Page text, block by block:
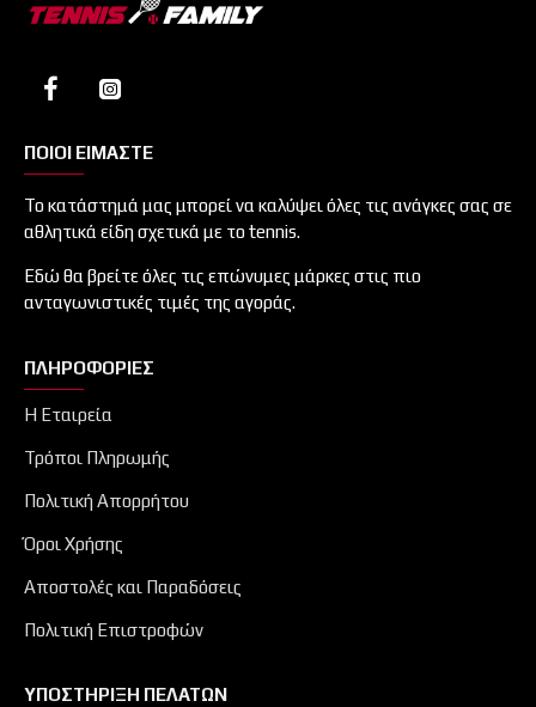
ΠΟΙΟΙ ΕΙΜΑΣΤΕ
Το κατάστημά μας μπορεί να καλύψει όλες τις ανάγκες σας σε
αθλητικά είδη σχετικά με το tennis.
Εδώ θα βρείτε όλες τις επώνυμες μάρκες στις πιο
ανταγωνιστικές τιμές της αγοράς.
ΠΛΗΡΟΦΟΡΊΕΣ
Η Εταιρεία
Τρόποι Πληρωμής
Πολιτική Απορρήτου
Όροι Χρήσης
Αποστολές και Παραδόσεις
Πολιτική Επιστροφών
ΥΠΟΣΤΉΡΙΞΗ ΠΕΛΑΤΏΝ